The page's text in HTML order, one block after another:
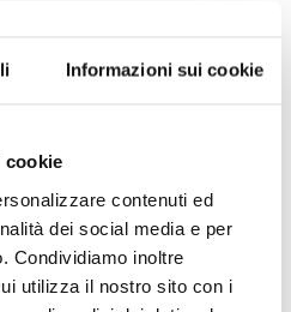
Informazioni sui cookie
cookie
contenuti ed
dei social media e per
Condividiamo inoltre
utilizza il nostro sito con i